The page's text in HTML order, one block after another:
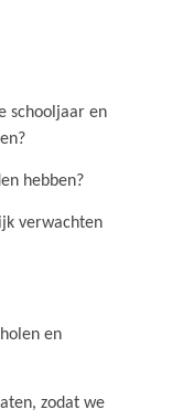
schooljaar en
hebben?
verwachten
en
zodat we